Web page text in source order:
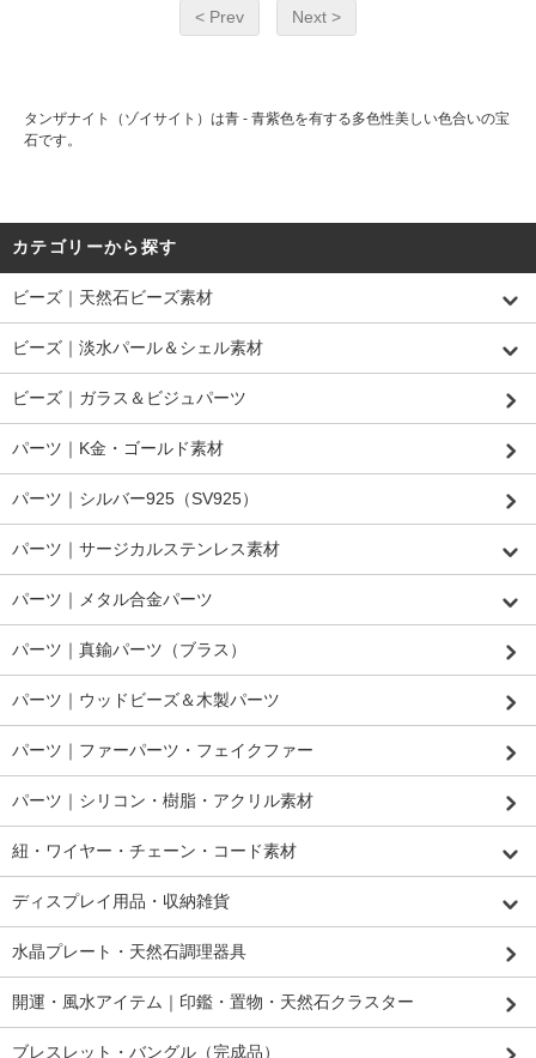
< Prev Next >
タンザナイト（ゾイサイト）は青 - 青紫色を有する多色性美しい色合いの宝
石です。
カテゴリーから探す
ビーズ｜天然石ビーズ素材
ビーズ｜淡水パール＆シェル素材
ビーズ｜ガラス＆ビジュパーツ
パーツ｜K金・ゴールド素材
パーツ｜シルバー925（SV925）
パーツ｜サージカルステンレス素材
パーツ｜メタル合金パーツ
パーツ｜真鍮パーツ（ブラス）
パーツ｜ウッドビーズ＆木製パーツ
パーツ｜ファーパーツ・フェイクファー
パーツ｜シリコン・樹脂・アクリル素材
紐・ワイヤー・チェーン・コード素材
ディスプレイ用品・収納雑貨
水晶プレート・天然石調理器具
開運・風水アイテム｜印鑑・置物・天然石クラスター
ブレスレット・バングル（完成品）